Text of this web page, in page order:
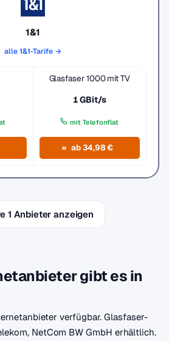
1&1
alle 1&1-Tarife →
Glasfaser 1000 mit TV
1 GBit/s
mit Telefonflat
ab 34,98 €
1 Anbieter anzeigen
gibt es in
verfügbar. Glasfaser-
NetCom BW GmbH erhältlich.